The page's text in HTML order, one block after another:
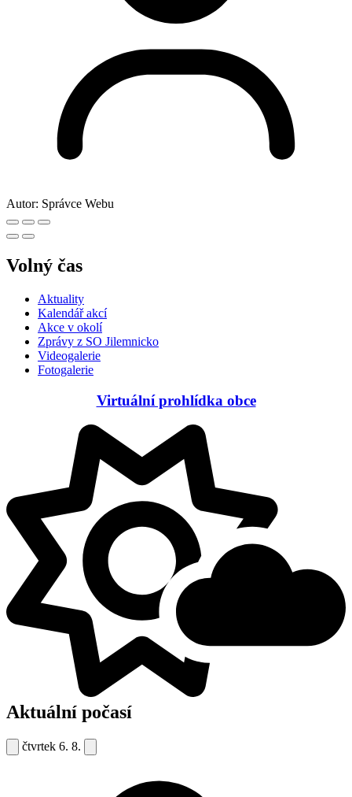
Autor: Správce Webu
Volný čas
Aktuality
Kalendář akcí
Akce v okolí
Zprávy z SO Jilemnicko
Videogalerie
Fotogalerie
Virtuální prohlídka obce
Aktuální počasí
čtvrtek 6. 8.